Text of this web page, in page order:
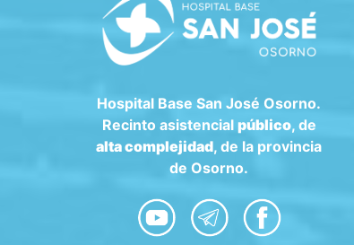
Hospital Base San José Osorno.
Recinto asistencial público, de
alta complejidad, de la provincia
de Osorno.